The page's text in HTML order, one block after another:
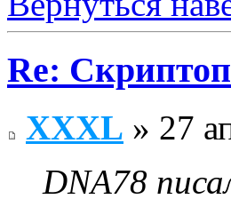
Re:
XXXL » 27
DNA78